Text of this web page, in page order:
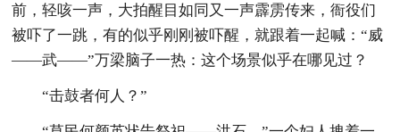
前，轻咳一声，大拍醒目如同又一声霹雳传来，衙役们
被吓了一跳，有的似乎刚刚被吓醒，就跟着一起喊：“威
——武——”万梁脑子一热：这个场景似乎在哪见过？
“击鼓者何人？”